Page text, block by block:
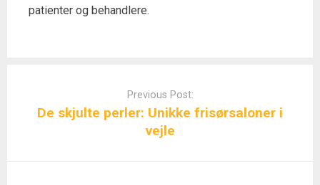
patienter og behandlere.
Previous Post:
De skjulte perler: Unikke frisørsaloner i
vejle